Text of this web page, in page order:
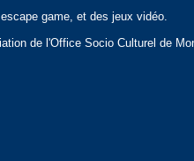
game, et des jeux vidéo.
de l'Office Socio Culturel de